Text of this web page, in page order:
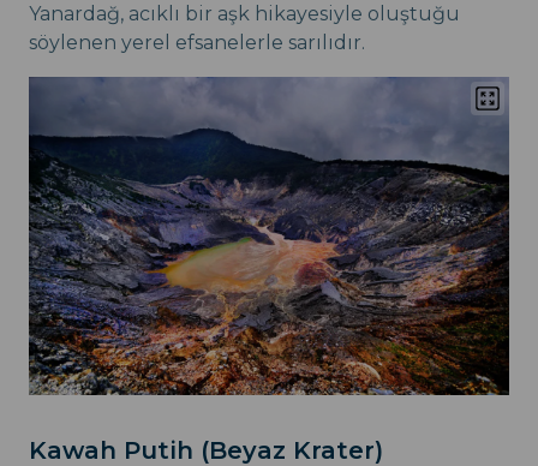
Yanardağ, acıklı bir aşk hikayesiyle oluştuğu
söylenen yerel efsanelerle sarılıdır.
Kawah Putih (Beyaz Krater)